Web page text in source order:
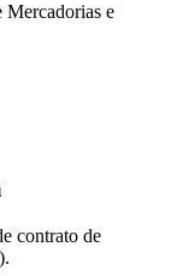
Mercadorias e
contrato de